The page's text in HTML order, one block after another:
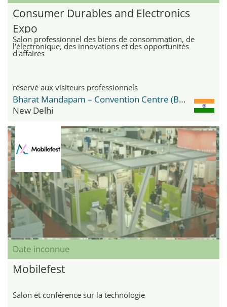
Consumer Durables and Electronics
Expo
Salon professionnel des biens de consommation, de
l'électronique, des innovations et des opportunités
d'affaires
réservé aux visiteurs professionnels
Bharat Mandapam – Convention Centre (BMCC)
New Delhi
Date inconnue
Mobilefest
Salon et conférence sur la technologie